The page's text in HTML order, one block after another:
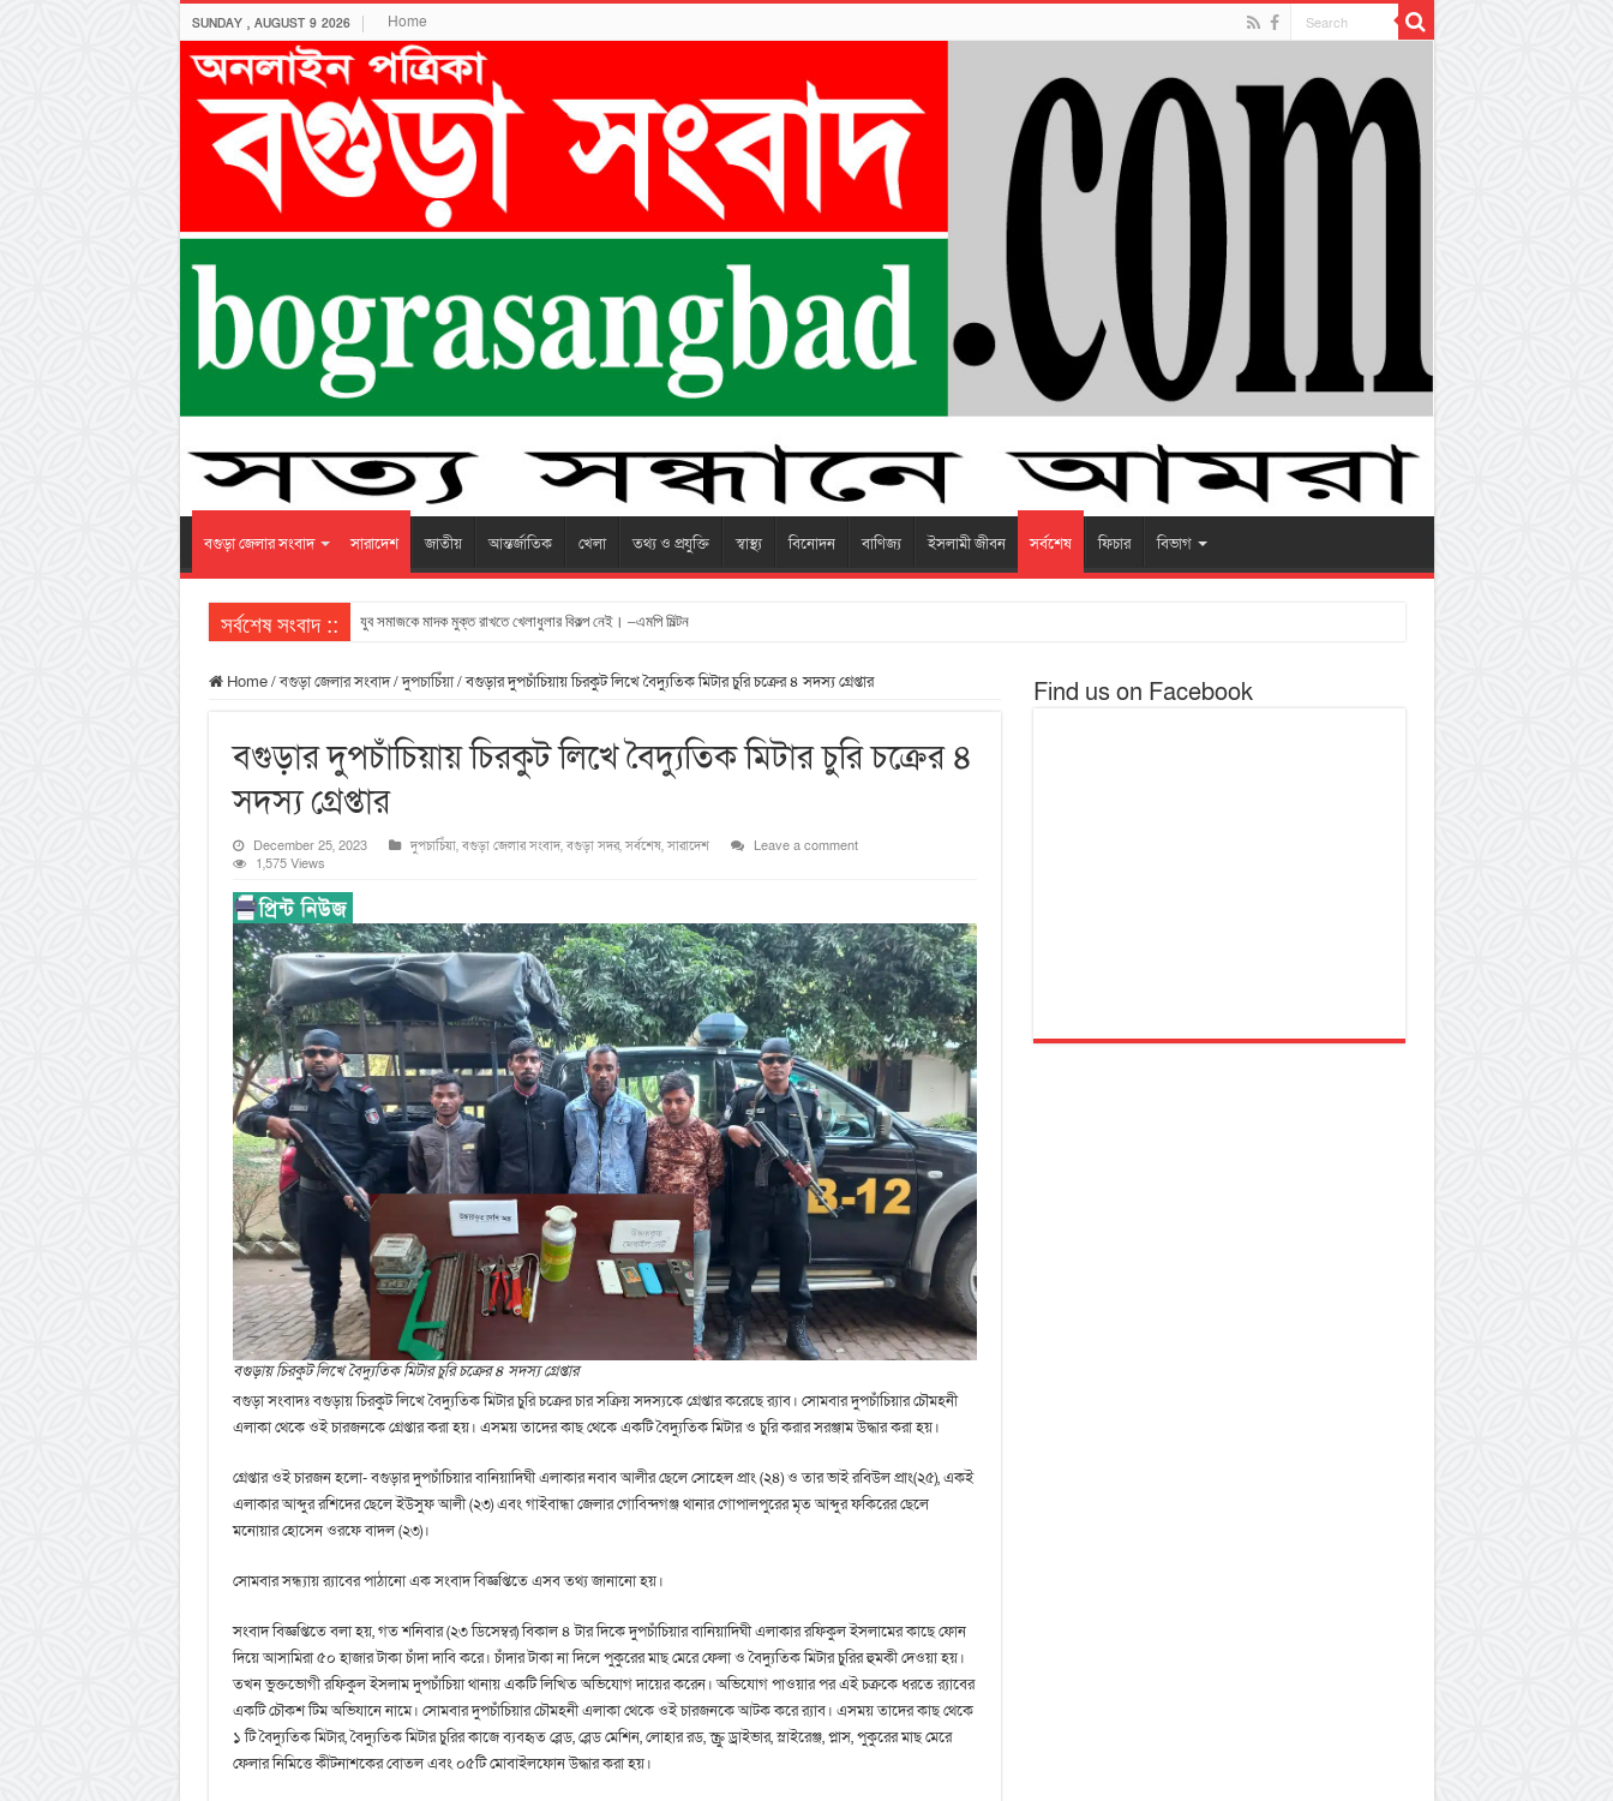
SUNDAY , AUGUST 9 2026 Home
বগুড়া জেলার সংবাদ সারাদেশ জাতীয় আন্তর্জাতিক খেলা তথ্য ও প্রযুক্তি স্বাস্থ্য বিনোদন বাণিজ্য ইসলামী জীবন সর্বশেষ ফিচার বিভাগ
সর্বশেষ সংবাদ :: যুব সমাজকে মাদক মুক্ত রাখতে খেলাধুলার বিকল্প নেই। –এমপি মিল্টন
Home/বগুড়া জেলার সংবাদ/দুপচাচিঁয়া/বগুড়ার দুপচাঁচিয়ায় চিরকুট লিখে বৈদ্যুতিক মিটার চুরি চক্রের ৪ সদস্য গ্রেপ্তার
বগুড়ার দুপচাঁচিয়ায় চিরকুট লিখে বৈদ্যুতিক মিটার চুরি চক্রের ৪
সদস্য গ্রেপ্তার
December 25, 2023 দুপচাচিঁয়া,বগুড়া জেলার সংবাদ,বগুড়া সদর,সর্বশেষ,সারাদেশ
Leave a comment
1,575 Views
বগুড়ায় চিরকুট লিখে বৈদ্যুতিক মিটার চুরি চক্রের ৪ সদস্য গ্রেপ্তার
বগুড়া সংবাদঃ বগুড়ায় চিরকুট লিখে বৈদ্যুতিক মিটার চুরি চক্রের চার সক্রিয় সদস্যকে গ্রেপ্তার করেছে র‍্যাব। সোমবার দুপচাঁচিয়ার চৌমহনী
এলাকা থেকে ওই চারজনকে গ্রেপ্তার করা হয়। এসময় তাদের কাছ থেকে একটি বৈদ্যুতিক মিটার ও চুরি করার সরঞ্জাম উদ্ধার করা হয়।
গ্রেপ্তার ওই চারজন হলো- বগুড়ার দুপচাঁচিয়ার বানিয়াদিঘী এলাকার নবাব আলীর ছেলে সোহেল প্রাং (২৪) ও তার ভাই রবিউল প্রাং(২৫), একই
এলাকার আব্দুর রশিদের ছেলে ইউসুফ আলী (২৩) এবং গাইবান্ধা জেলার গোবিন্দগঞ্জ থানার গোপালপুরের মৃত আব্দুর ফকিরের ছেলে
মনোয়ার হোসেন ওরফে বাদল (২৩)।
সোমবার সন্ধ্যায় র‍্যাবের পাঠানো এক সংবাদ বিজ্ঞপ্তিতে এসব তথ্য জানানো হয়।
সংবাদ বিজ্ঞপ্তিতে বলা হয়, গত শনিবার (২৩ ডিসেম্বর) বিকাল ৪ টার দিকে দুপচাঁচিয়ার বানিয়াদিঘী এলাকার রফিকুল ইসলামের কাছে ফোন
দিয়ে আসামিরা ৫০ হাজার টাকা চাঁদা দাবি করে। চাঁদার টাকা না দিলে পুকুরের মাছ মেরে ফেলা ও বৈদ্যুতিক মিটার চুরির হুমকী দেওয়া হয়।
তখন ভুক্তভোগী রফিকুল ইসলাম দুপচাঁচিয়া থানায় একটি লিখিত অভিযোগ দায়ের করেন। অভিযোগ পাওয়ার পর এই চক্রকে ধরতে র‍্যাবের
একটি চৌকশ টিম অভিযানে নামে। সোমবার দুপচাঁচিয়ার চৌমহনী এলাকা থেকে ওই চারজনকে আটক করে র‍্যাব। এসময় তাদের কাছ থেকে
১ টি বৈদ্যুতিক মিটার, বৈদ্যুতিক মিটার চুরির কাজে ব্যবহৃত ব্লেড, ব্লেড মেশিন, লোহার রড, স্ক্রু ড্রাইভার, স্লাইরেঞ্জ, প্লাস, পুকুরের মাছ মেরে
ফেলার নিমিত্তে কীটনাশকের বোতল এবং ০৫টি মোবাইলফোন উদ্ধার করা হয়।
Find us on Facebook